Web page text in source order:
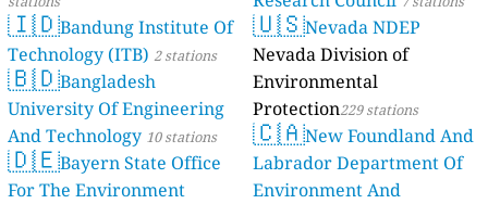
🇮🇩Bandung Institute Of
Technology (ITB) 2 stations
🇧🇩Bangladesh
University Of Engineering
And Technology 10 stations
🇩🇪Bayern State Office
For The Environment
🇺🇸Nevada NDEP
Nevada Division of
Environmental
Protection229 stations
🇨🇦New Foundland And
Labrador Department Of
Environment And